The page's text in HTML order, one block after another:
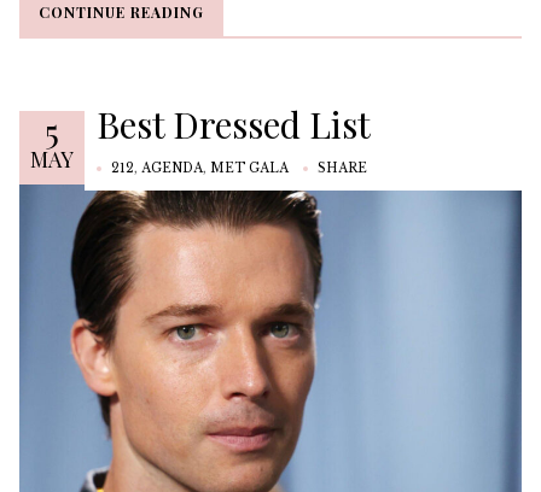
CONTINUE READING
CONTINUE READING
5
MAY
Best Dressed List
212, AGENDA, MET GALA SHARE